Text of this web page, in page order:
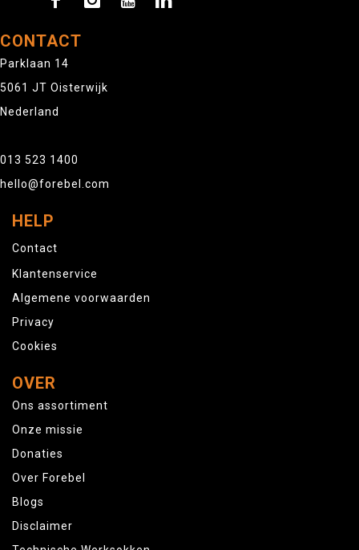
CONTACT
Parklaan 14
5061 JT Oisterwijk
Nederland
013 523 1400
hello@forebel.com
HELP
Contact
Klantenservice
Algemene voorwaarden
Privacy
Cookies
OVER
Ons assortiment
Onze missie
Donaties
Over Forebel
Blogs
Disclaimer